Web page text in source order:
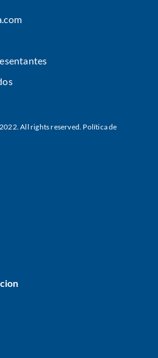
All rights reserved. Política de